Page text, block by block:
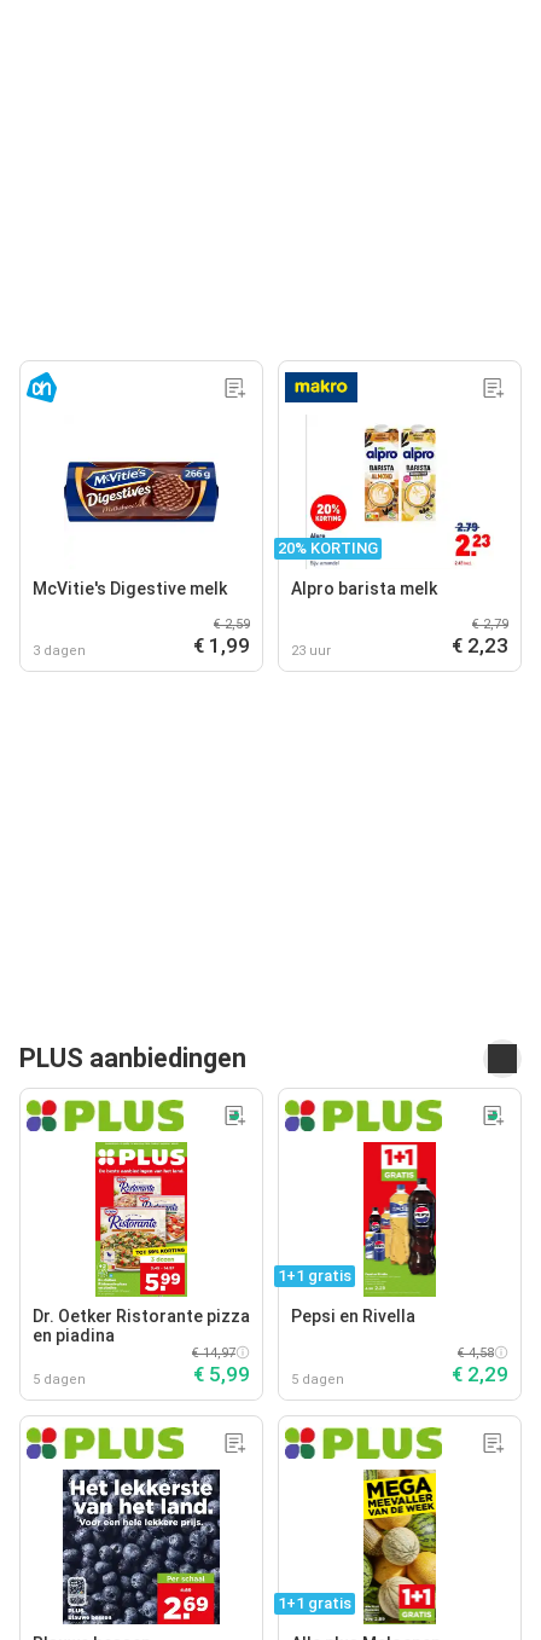
McVitie's Digestive melk
3 dagen
€ 2,59
€ 1,99
20% KORTING
Alpro barista melk
23 uur
€ 2,79
€ 2,23
PLUS aanbiedingen
Dr. Oetker Ristorante pizza
en piadina
5 dagen
€ 14,97
€ 5,99
1+1 gratis
Pepsi en Rivella
5 dagen
€ 4,58
€ 2,29
1+1 gratis